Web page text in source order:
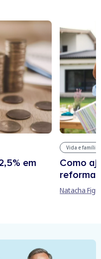
em
Vida e família
Como
reforma
Natacha